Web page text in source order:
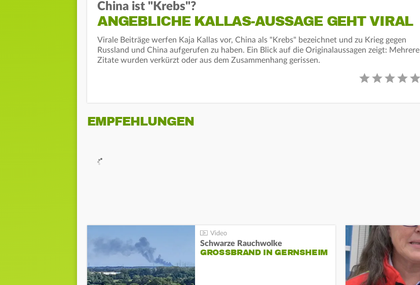
China ist "Krebs"?
ANGEBLICHE KALLAS-AUSSAGE GEHT VIRAL
Virale Beiträge werfen Kaja Kallas vor, China als "Krebs" bezeichnet und zu Krieg gegen
Russland und China aufgerufen zu haben. Ein Blick auf die Originalaussagen zeigt: Mehrere
Zitate wurden verkürzt oder aus dem Zusammenhang gerissen.
EMPFEHLUNGEN
Schwarze Rauchwolke
GROSSBRAND IN GERNSHEIM